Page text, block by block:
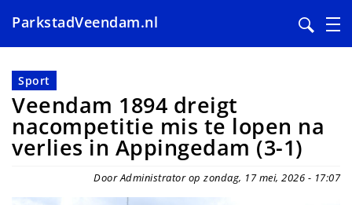
en
naar
de
inhoud
gaan
ParkstadVeendam.nl
Sport
Veendam 1894 dreigt
nacompetitie mis te lopen na
verlies in Appingedam (3-1)
Door Administrator op zondag, 17 mei, 2026 - 17:07